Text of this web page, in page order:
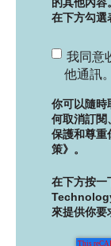
的其他內容
在下方勾選
我同意
他通訊。
你可以隨時
何取消訂閱
保護和尊重
策》。
在下方按
來提供你要